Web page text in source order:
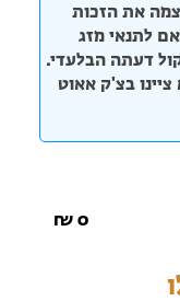
את הזכות
לתנאי מזג
דעתה הבלעדי.
אנא ציינו בצ'ק אאוט
0
₪